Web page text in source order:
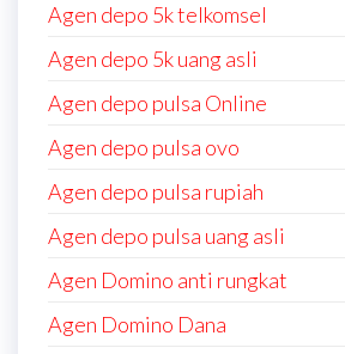
Agen depo 5k telkomsel
Agen depo 5k uang asli
Agen depo pulsa Online
Agen depo pulsa ovo
Agen depo pulsa rupiah
Agen depo pulsa uang asli
Agen Domino anti rungkat
Agen Domino Dana